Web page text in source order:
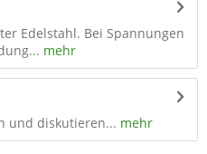
Edelstahl. Bei Spannungen
mehr
und diskutieren... mehr